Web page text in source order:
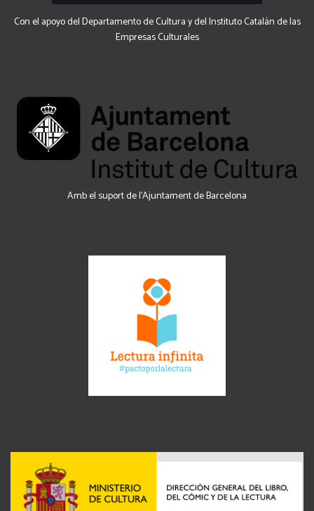
Con el apoyo del Departamento de Cultura y del Instituto Catalán de las
Empresas Culturales
Amb el suport de l’Ajuntament de Barcelona